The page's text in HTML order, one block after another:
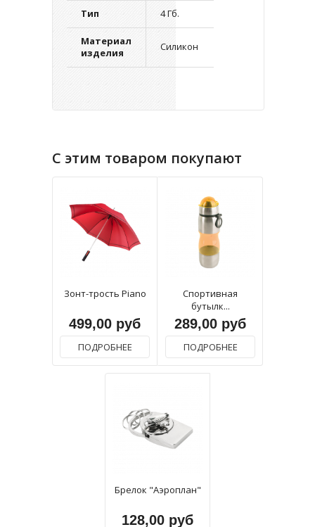
Тип 4 Гб.
Материал
изделия
Силикон
С этим товаром покупают
Зонт-трость Piano
499,00 руб
ПОДРОБНЕЕ
Спортивная
бутылк...
289,00 руб
ПОДРОБНЕЕ
Брелок "Аэроплан"
128,00 руб